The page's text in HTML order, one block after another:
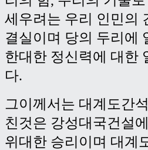
세우려는 우리 인민의
결실이며 당의 두리에
한대한 정신력에 대한
다.
그이께서는 대계도간
친것은 강성대국건설
위대한 승리이며 대계